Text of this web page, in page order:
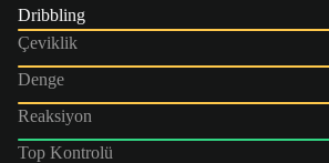
Dribbling
Çeviklik
Denge
Reaksiyon
Top Kontrolü